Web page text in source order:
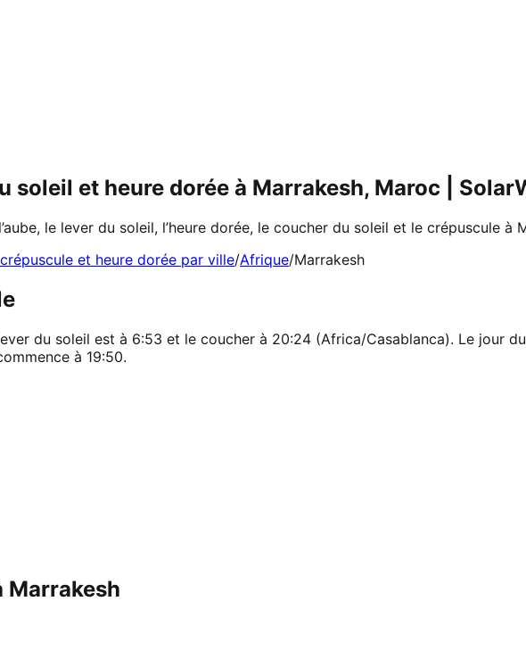
soleil et heure dorée à Marrakesh, Maroc |
le lever du soleil, l’heure dorée, le coucher du soleil et le crépuscule à
et heure dorée par ville/Afrique/Marrakesh
du soleil est à 6:53 et le coucher à 20:24 (Africa/Casablanca). Le jour
à 19:50.
Marrakesh